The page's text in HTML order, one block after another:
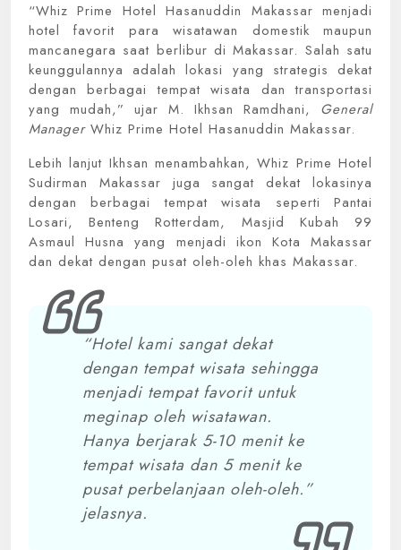
“Whiz Prime Hotel Hasanuddin Makassar menjadi
hotel favorit para wisatawan domestik maupun
mancanegara saat berlibur di Makassar. Salah satu
keunggulannya adalah lokasi yang strategis dekat
dengan berbagai tempat wisata dan transportasi
yang mudah,” ujar M. Ikhsan Ramdhani, General
ManagerWhiz Prime Hotel Hasanuddin Makassar.
Lebih lanjut Ikhsan menambahkan, Whiz Prime Hotel
Sudirman Makassar juga sangat dekat lokasinya
dengan berbagai tempat wisata seperti Pantai
Losari, Benteng Rotterdam, Masjid Kubah 99
Asmaul Husna yang menjadi ikon Kota Makassar
dan dekat dengan pusat oleh-oleh khas Makassar.
“Hotel kami sangat dekat
dengan tempat wisata sehingga
menjadi tempat favorit untuk
meginap oleh wisatawan.
Hanya berjarak 5-10 menit ke
tempat wisata dan 5 menit ke
pusat perbelanjaan oleh-oleh.”
jelasnya.